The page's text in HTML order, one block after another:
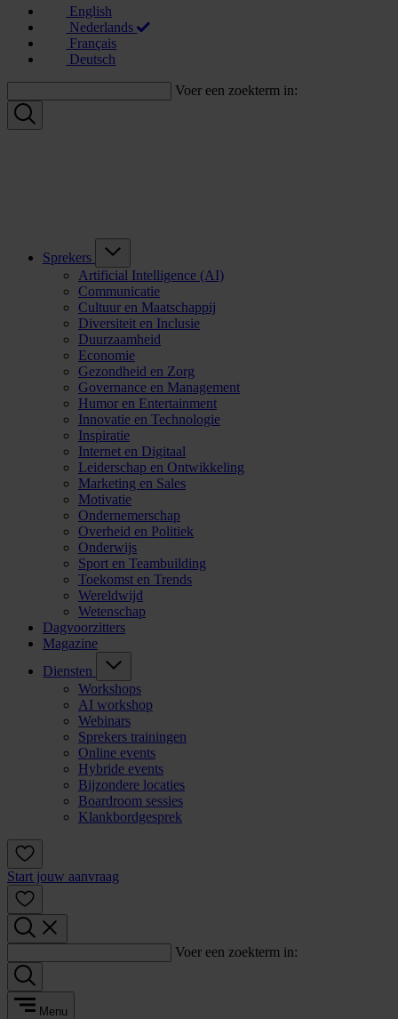
English
Nederlands
Français
Deutsch
Voer een zoekterm in:
Sprekers
Artificial Intelligence (AI)
Communicatie
Cultuur en Maatschappij
Diversiteit en Inclusie
Duurzaamheid
Economie
Gezondheid en Zorg
Governance en Management
Humor en Entertainment
Innovatie en Technologie
Inspiratie
Internet en Digitaal
Leiderschap en Ontwikkeling
Marketing en Sales
Motivatie
Ondernemerschap
Overheid en Politiek
Onderwijs
Sport en Teambuilding
Toekomst en Trends
Wereldwijd
Wetenschap
Dagvoorzitters
Magazine
Diensten
Workshops
AI workshop
Webinars
Sprekers trainingen
Online events
Hybride events
Bijzondere locaties
Boardroom sessies
Klankbordgesprek
Start jouw aanvraag
Voer een zoekterm in:
Menu